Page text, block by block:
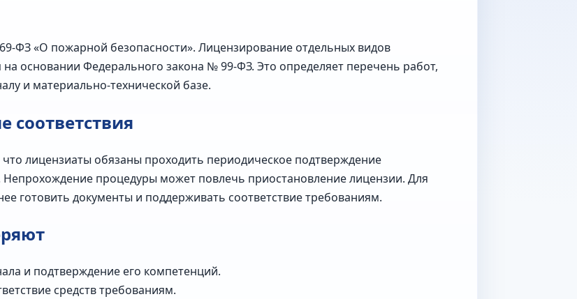
«О пожарной безопасности». Лицензирование отдельных видов
на основании Федерального закона № 99‑ФЗ. Это определяет перечень работ,
и материально‑технической базе.
лицензиаты обязаны проходить периодическое подтверждение
процедуры может повлечь приостановление лицензии. Для
готовить документы и поддерживать соответствие требованиям.
и подтверждение его компетенций.
средств требованиям.